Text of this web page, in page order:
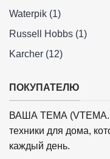
Waterpik (1)
Russell Hobbs (1)
Karcher (12)
ПОКУПАТЕЛЮ
ВАША ТЕМА
техники для дома,
каждый день.